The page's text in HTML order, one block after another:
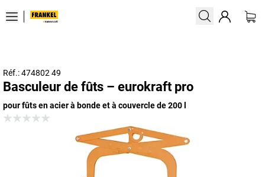
Réf.: 474802 49
Basculeur de fûts – eurokraft pro
pour fûts en acier à bonde et à couvercle de 200 l